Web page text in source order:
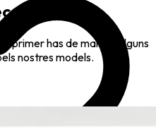
primer has de marcar alguns
nostres models.